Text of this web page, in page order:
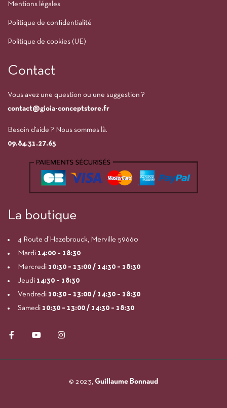
Mentions légales
Politique de confidentialité
Politique de cookies (UE)
Contact
Vous avez une question ou une suggestion ?
contact@gioia-conceptstore.fr
Besoin d’aide ? Nous sommes là.
09.84.31.27.65
La boutique
4 Route d’Hazebrouck, Merville 59660
Mardi 14:00 – 18:30
Mercredi 10:30 – 13:00 / 14:30 – 18:30
Jeudi 14:30 – 18:30
Vendredi 10:30 – 13:00 / 14:30 – 18:30
Samedi 10:30 – 13:00 / 14:30 – 18:30
© 2023, Guillaume Bonnaud